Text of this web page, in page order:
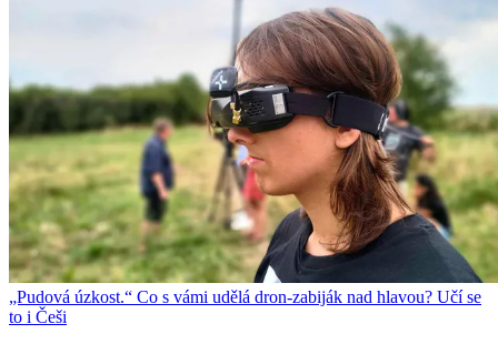
„Pudová úzkost.“ Co s vámi udělá dron-zabiják nad hlavou? Učí se
to i Češi